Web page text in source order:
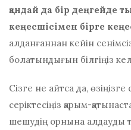
қандай да бір деңгейде
кеңесшісімен бірге
алданғаннан кейін
болатындығын білгіңіз
Сізге не айтса да,
серіктесіңіз қарым-
шешудің орнына алдауды